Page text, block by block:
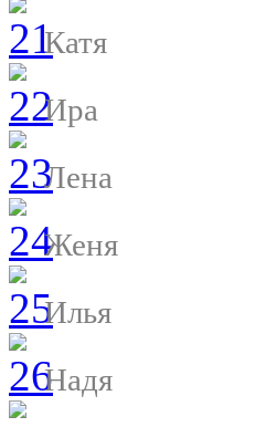
Катя
Ира
Лена
Женя
Илья
Надя